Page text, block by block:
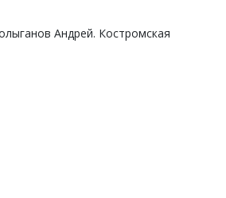
Андрей. Костромская